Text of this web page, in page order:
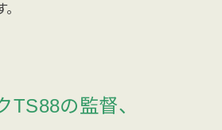
TS88の監督、